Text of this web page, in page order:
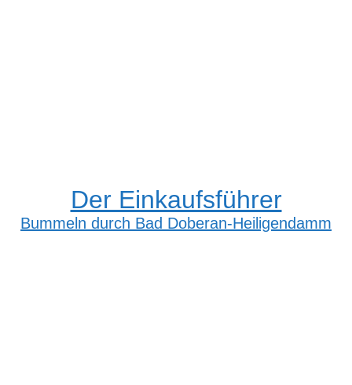
Der Einkaufsführer
Bummeln durch Bad Doberan-Heiligendamm